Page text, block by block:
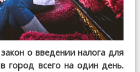
о введении налога для
город всего на один день.